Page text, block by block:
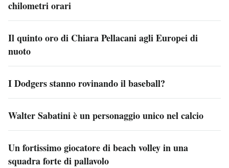
chilometri orari
Il quinto oro di Chiara Pellacani agli Europei di
nuoto
I Dodgers stanno rovinando il baseball?
Walter Sabatini è un personaggio unico nel calcio
Un fortissimo giocatore di beach volley in una
squadra forte di pallavolo